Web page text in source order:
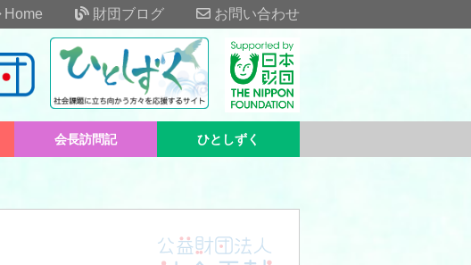
Home 財団ブログ お問い合わせ
会長訪問記 ひとしずく